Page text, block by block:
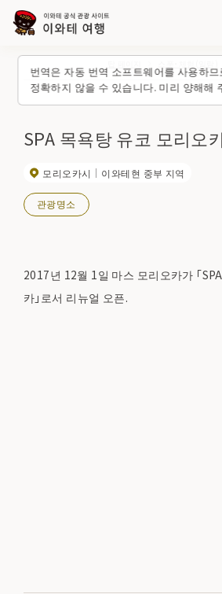
번역은 자동 번역 소프트웨어를 사용하
정확하지 않을 수 있습니다. 미리 양해해
SPA 목욕탕 유코 모리오
모리오카시 이와테현 중부 지역
관광명소
2017년 12월 1일 마스 모리오카가 「
카」로서 리뉴얼 오픈.